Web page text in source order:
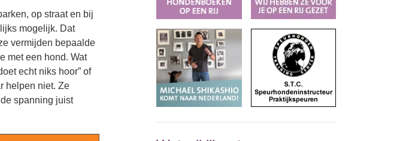
op straat en bij
mogelijk. Dat
vermijden bepaalde
met een hond. Wat
echt niks hoor” of
helpen niet. Ze
spanning juist